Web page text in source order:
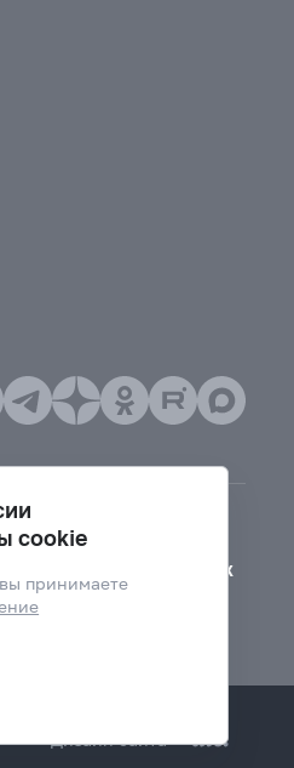
для слабовидящих
Дизайн сайта —
cookie
принимаете